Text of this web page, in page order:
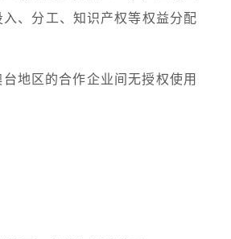
、分工、知识产权等权益分配
台地区的合作企业间无授权使用